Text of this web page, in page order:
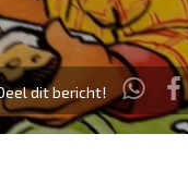
dit bericht!